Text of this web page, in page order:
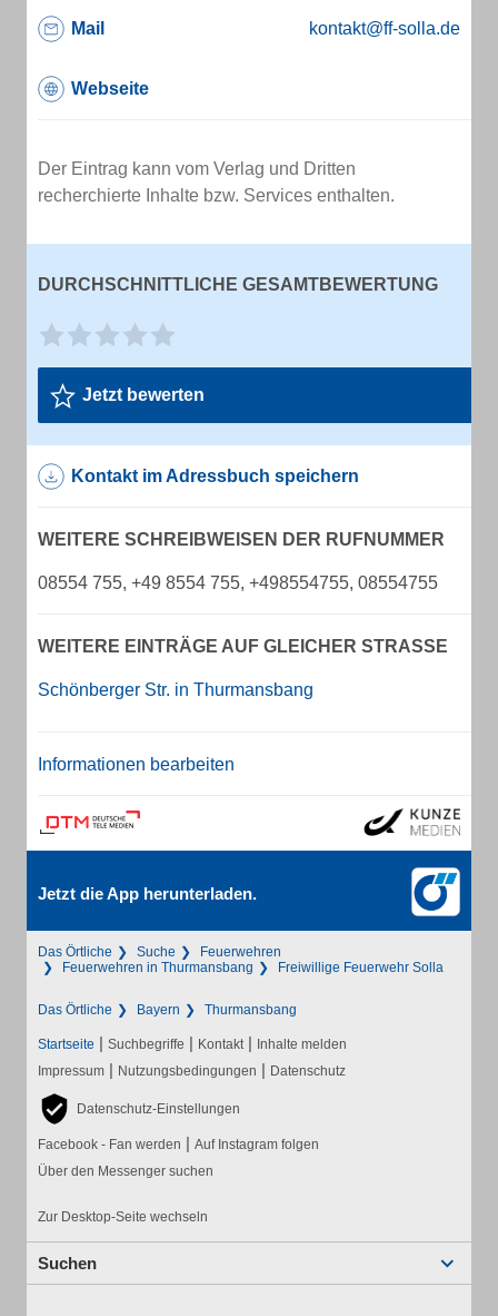
Mail kontakt@ff-solla.de
Webseite
Der Eintrag kann vom Verlag und Dritten
recherchierte Inhalte bzw. Services enthalten.
DURCHSCHNITTLICHE GESAMTBEWERTUNG
Jetzt bewerten
Kontakt im Adressbuch speichern
WEITERE SCHREIBWEISEN DER RUFNUMMER
08554 755, +49 8554 755, +498554755, 08554755
WEITERE EINTRÄGE AUF GLEICHER STRASSE
Schönberger Str. in Thurmansbang
Informationen bearbeiten
Jetzt die App herunterladen.
Das Örtliche Suche
Feuerwehren
Feuerwehren in Thurmansbang
Freiwillige Feuerwehr Solla
Das Örtliche Bayern Thurmansbang
Startseite | Suchbegriffe | Kontakt | Inhalte melden
Impressum | Nutzungsbedingungen | Datenschutz
Datenschutz-Einstellungen
Facebook - Fan werden | Auf Instagram folgen
Über den Messenger suchen
Zur Desktop-Seite wechseln
Suchen